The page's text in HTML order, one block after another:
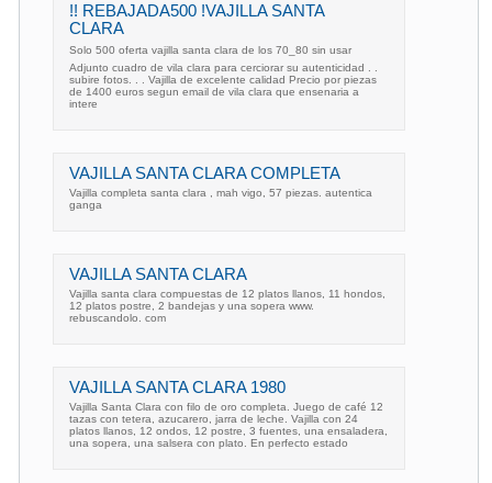
!! REBAJADA500 !VAJILLA SANTA
CLARA
Solo 500 oferta vajilla santa clara de los 70_80 sin usar
Adjunto cuadro de vila clara para cerciorar su autenticidad . .
subire fotos. . . Vajilla de excelente calidad Precio por piezas
de 1400 euros segun email de vila clara que ensenaria a
intere
VAJILLA SANTA CLARA COMPLETA
Vajilla completa santa clara , mah vigo, 57 piezas. autentica
ganga
VAJILLA SANTA CLARA
Vajilla santa clara compuestas de 12 platos llanos, 11 hondos,
12 platos postre, 2 bandejas y una sopera www.
rebuscandolo. com
VAJILLA SANTA CLARA 1980
Vajilla Santa Clara con filo de oro completa. Juego de café 12
tazas con tetera, azucarero, jarra de leche. Vajilla con 24
platos llanos, 12 ondos, 12 postre, 3 fuentes, una ensaladera,
una sopera, una salsera con plato. En perfecto estado